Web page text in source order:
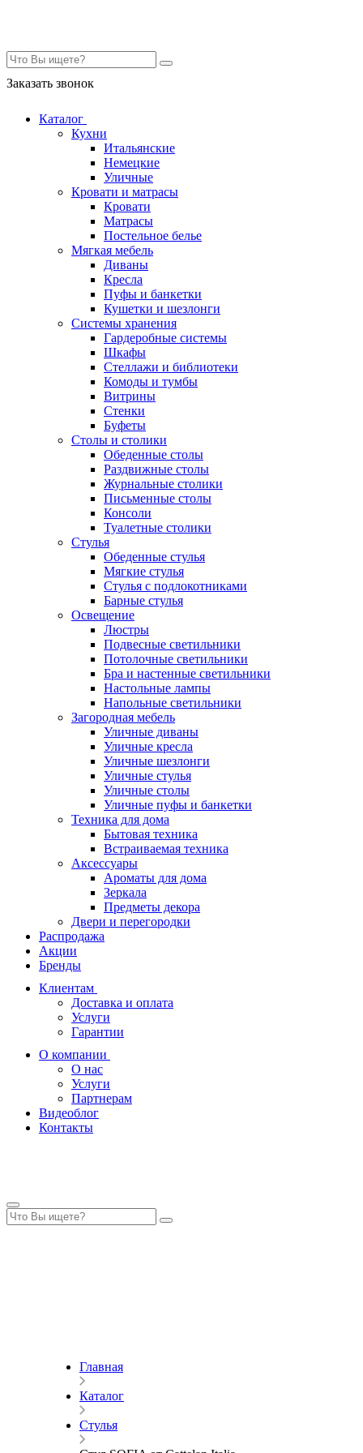
Заказать звонок
Каталог
Кухни
Итальянские
Немецкие
Уличные
Кровати и матрасы
Кровати
Матрасы
Постельное белье
Мягкая мебель
Диваны
Кресла
Пуфы и банкетки
Кушетки и шезлонги
Системы хранения
Гардеробные системы
Шкафы
Стеллажи и библиотеки
Комоды и тумбы
Витрины
Стенки
Буфеты
Столы и столики
Обеденные столы
Раздвижные столы
Журнальные столики
Письменные столы
Консоли
Туалетные столики
Стулья
Обеденные стулья
Мягкие стулья
Стулья с подлокотниками
Барные стулья
Освещение
Люстры
Подвесные светильники
Потолочные светильники
Бра и настенные светильники
Настольные лампы
Напольные светильники
Загородная мебель
Уличные диваны
Уличные кресла
Уличные шезлонги
Уличные стулья
Уличные столы
Уличные пуфы и банкетки
Техника для дома
Бытовая техника
Встраиваемая техника
Аксессуары
Ароматы для дома
Зеркала
Предметы декора
Двери и перегородки
Распродажа
Акции
Бренды
Клиентам
Доставка и оплата
Услуги
Гарантии
О компании
О нас
Услуги
Партнерам
Видеоблог
Контакты
Главная
Каталог
Стулья